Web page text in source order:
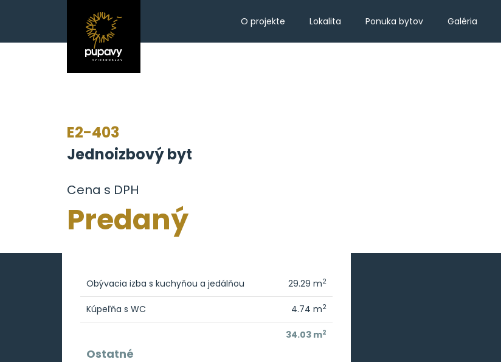
O projekte Lokalita Ponuka bytov Galéria
E2-403
Jednoizbový byt
Cena s DPH
Predaný
Obývacia izba s kuchyňou a jedálňou 29.29 m2
Kúpeľňa s WC 4.74 m2
34.03 m2
Ostatné